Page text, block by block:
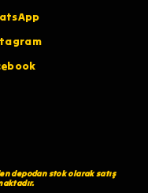
depodan stok olarak satış